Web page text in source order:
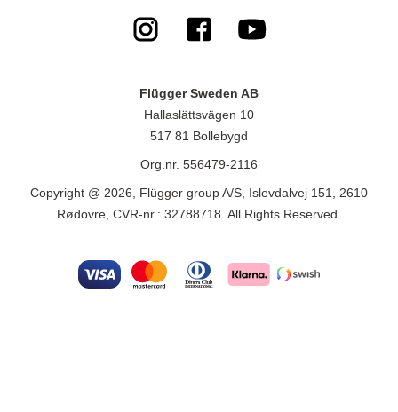
Flügger Sweden AB
Hallaslättsvägen 10
517 81 Bollebygd
Org.nr. 556479-2116
Copyright @ 2026, Flügger group A/S, Islevdalvej 151, 2610
Rødovre, CVR-nr.: 32788718. All Rights Reserved.